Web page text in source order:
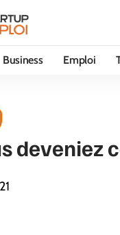
Business Emploi
deveniez